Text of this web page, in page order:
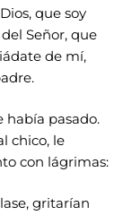
que soy
Señor, que
de mí,
había pasado.
chico, le
con lágrimas:
gritarían